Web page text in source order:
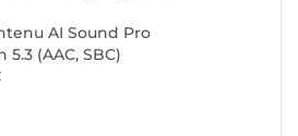
AI Sound Pro
(AAC, SBC)